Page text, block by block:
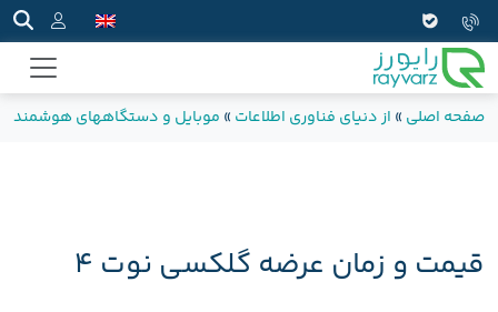
صفحه اصلی » از دنیای فناوری اطلاعات » موبایل و دستگاههای هوشمند
قیمت و زمان عرضه گلکسی نوت ۴